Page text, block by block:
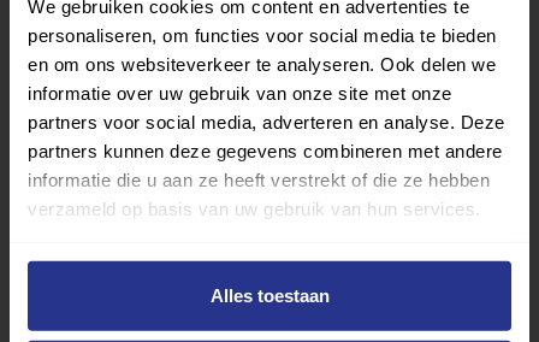
We gebruiken cookies om content en advertenties te
personaliseren, om functies voor social media te bieden
en om ons websiteverkeer te analyseren. Ook delen we
informatie over uw gebruik van onze site met onze
partners voor social media, adverteren en analyse. Deze
partners kunnen deze gegevens combineren met andere
informatie die u aan ze heeft verstrekt of die ze hebben
verzameld op basis van uw gebruik van hun services.
Alles toestaan